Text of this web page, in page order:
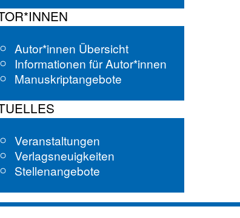
Autor*innen Übersicht
Informationen für Autor*innen
Manuskriptangebote
Veranstaltungen
Verlagsneuigkeiten
Stellenangebote